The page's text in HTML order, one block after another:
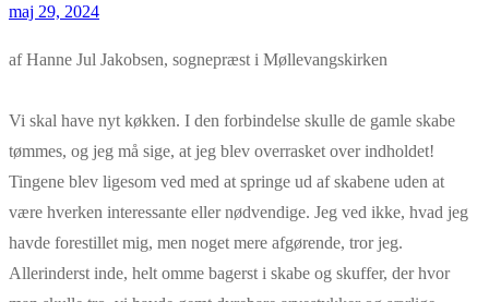
maj 29, 2024
af Hanne Jul Jakobsen, sognepræst i Møllevangskirken
Vi skal have nyt køkken. I den forbindelse skulle de gamle skabe
tømmes, og jeg må sige, at jeg blev overrasket over indholdet!
Tingene blev ligesom ved med at springe ud af skabene uden at
være hverken interessante eller nødvendige. Jeg ved ikke, hvad jeg
havde forestillet mig, men noget mere afgørende, tror jeg.
Allerinderst inde, helt omme bagerst i skabe og skuffer, der hvor